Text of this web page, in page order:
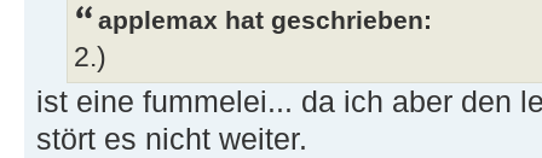
applemax hat geschrieben:
2.)
ist eine fummelei... da ich aber den
stört es nicht weiter.